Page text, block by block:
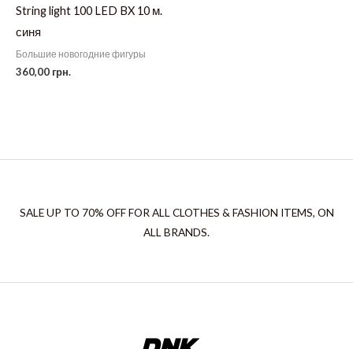
String light 100 LED BX 10 м.
синя
Большие новогодние фигуры
360,00 грн.
SALE UP TO 70% OFF FOR ALL CLOTHES & FASHION ITEMS, ON
ALL BRANDS.